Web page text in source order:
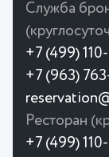
Служба
+7 (499)
+7 (963)
Ресторан
+7 (499)